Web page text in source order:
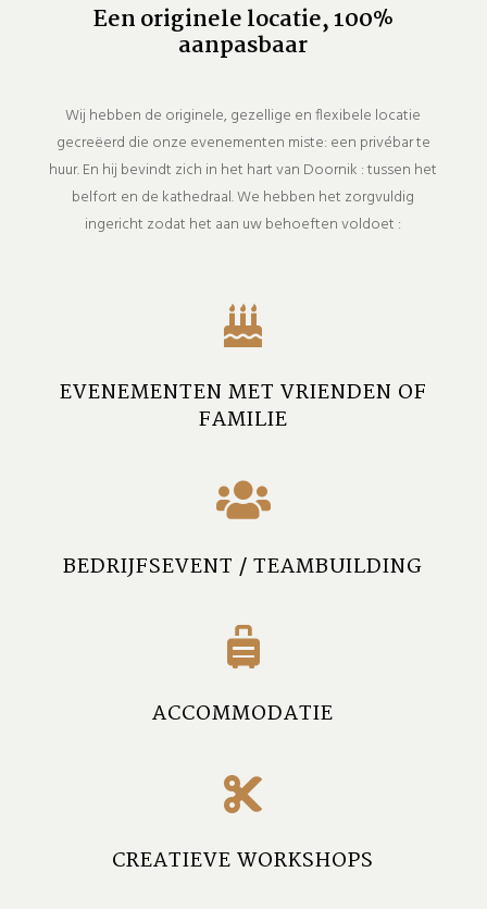
Een originele locatie, 100%
aanpasbaar
Wij hebben de originele, gezellige en flexibele locatie
gecreëerd die onze evenementen miste: een privébar te
huur. En hij bevindt zich in het hart van Doornik : tussen het
belfort en de kathedraal. We hebben het zorgvuldig
ingericht zodat het aan uw behoeften voldoet :

EVENEMENTEN MET VRIENDEN OF
FAMILIE

BEDRIJFSEVENT / TEAMBUILDING

ACCOMMODATIE

CREATIEVE WORKSHOPS